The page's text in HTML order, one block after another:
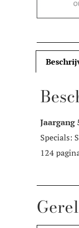
Jaargang
Specials:
124